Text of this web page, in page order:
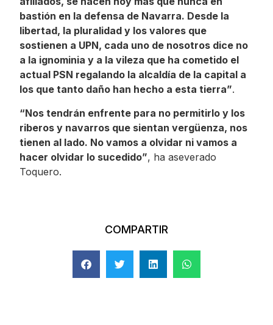
bastión en la defensa de Navarra. Desde la
libertad, la pluralidad y los valores que
sostienen a UPN, cada uno de nosotros dice no
a la ignominia y a la vileza que ha cometido el
actual PSN regalando la alcaldía de la capital a
los que tanto daño han hecho a esta tierra”.
“Nos tendrán enfrente para no permitirlo y los
riberos y navarros que sientan vergüenza, nos
tienen al lado. No vamos a olvidar ni vamos a
hacer olvidar lo sucedido”, ha aseverado
Toquero.
COMPARTIR